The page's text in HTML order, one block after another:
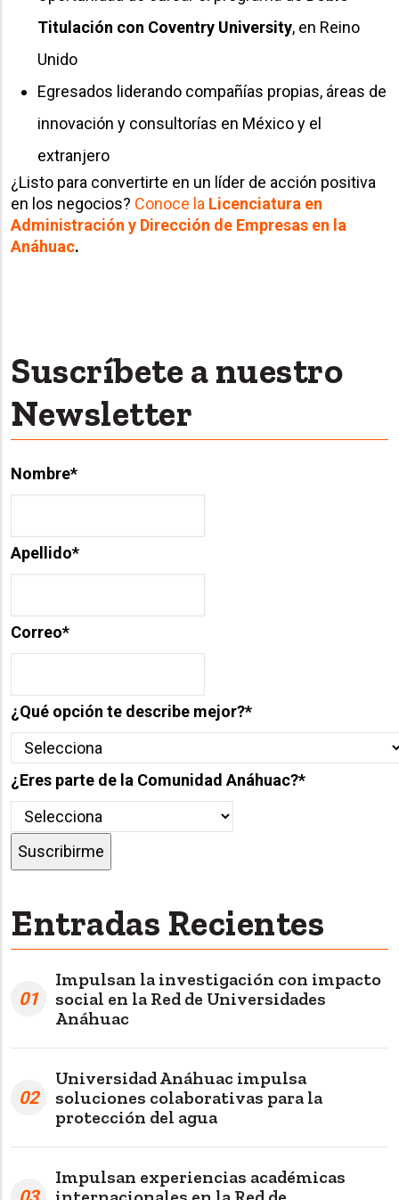
Titulación con Coventry University, en Reino
Unido
Egresados liderando compañías propias, áreas de
innovación y consultorías en México y el
extranjero
¿Listo para convertirte en un líder de acción positiva
en los negocios? Conoce la Licenciatura en
Administración y Dirección de Empresas en la
Anáhuac.
Suscríbete a nuestro
Newsletter
Nombre*
Apellido*
Correo*
¿Qué opción te describe mejor?*
¿Eres parte de la Comunidad Anáhuac?*
Entradas Recientes
01
Impulsan la investigación con impacto
social en la Red de Universidades
Anáhuac
02
Universidad Anáhuac impulsa
soluciones colaborativas para la
protección del agua
Impulsan experiencias académicas